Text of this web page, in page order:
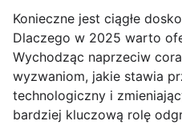
Konieczne jest ciągłe
Dlaczego w 2025 warto
Wychodząc naprzeciw
wyzwaniom, jakie stawia
technologiczny i
bardziej kluczową rolę